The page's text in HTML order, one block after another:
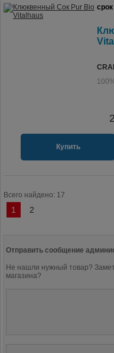
Купить
Всего найдено: 17
1 2
Отправить сообщение
Не нашли нужный товар?
магазина?